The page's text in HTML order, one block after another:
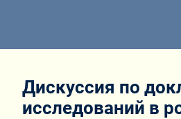
Дискуссия по
исследований в